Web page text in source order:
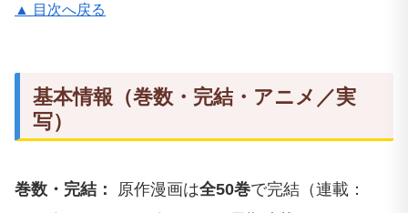
▲ 目次へ戻る
基本情報（巻数・完結・アニメ／実
写）
巻数・完結： 原作漫画は全50巻で完結（連載：